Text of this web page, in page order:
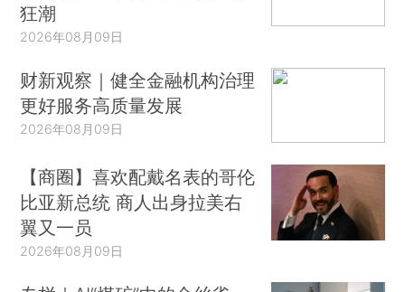
狂潮
2026年08月09日
财新观察｜健全金融机构治理
更好服务高质量发展
2026年08月09日
【商圈】喜欢配戴名表的哥伦
比亚新总统 商人出身拉美右
翼又一员
2026年08月09日